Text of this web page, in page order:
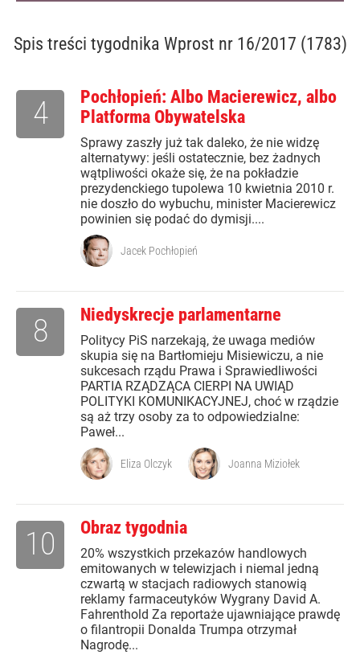
Spis treści tygodnika Wprost nr 16/2017 (1783)
Pochłopień: Albo Macierewicz, albo
Platforma Obywatelska
Sprawy zaszły już tak daleko, że nie widzę
alternatywy: jeśli ostatecznie, bez żadnych
wątpliwości okaże się, że na pokładzie
prezydenckiego tupolewa 10 kwietnia 2010 r.
nie doszło do wybuchu, minister Macierewicz
powinien się podać do dymisji....
4
Jacek Pochłopień
Niedyskrecje parlamentarne
Politycy PiS narzekają, że uwaga mediów
skupia się na Bartłomieju Misiewiczu, a nie
sukcesach rządu Prawa i Sprawiedliwości
PARTIA RZĄDZĄCA CIERPI NA UWIĄD
POLITYKI KOMUNIKACYJNEJ, choć w rządzie
są aż trzy osoby za to odpowiedzialne:
Paweł...
8
Eliza Olczyk Joanna Miziołek
Obraz tygodnia
20% wszystkich przekazów handlowych
emitowanych w telewizjach i niemal jedną
czwartą w stacjach radiowych stanowią
reklamy farmaceutyków Wygrany David A.
Fahrenthold Za reportaże ujawniające prawdę
o filantropii Donalda Trumpa otrzymał
Nagrodę...
10